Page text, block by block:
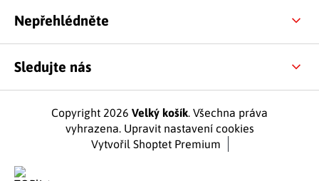
Nepřehlédněte
Sledujte nás
Vytvořil Shoptet Premium
Copyright 2026 Velký košík. Všechna práva
vyhrazena. Upravit nastavení cookies